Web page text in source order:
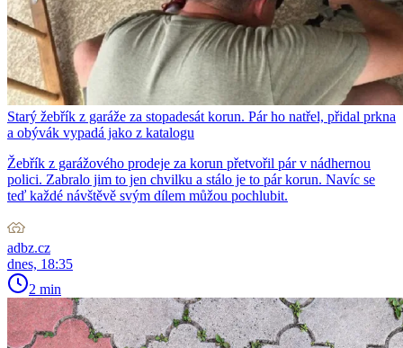
Starý žebřík z garáže za stopadesát korun. Pár ho natřel, přidal prkna
a obývák vypadá jako z katalogu
Žebřík z garážového prodeje za korun přetvořil pár v nádhernou
polici. Zabralo jim to jen chvilku a stálo je to pár korun. Navíc se
teď každé návštěvě svým dílem můžou pochlubit.
adbz.cz
dnes, 18:35
2 min